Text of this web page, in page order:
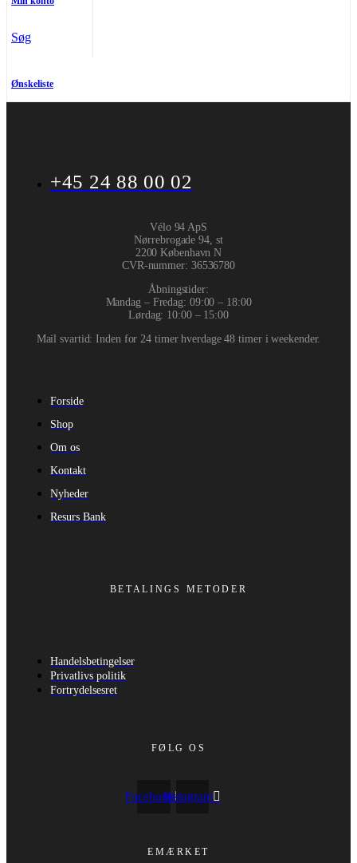
Søg
Ønskeliste
+45 24 88 00 02
Vélo 94 ApS
Nørrebrogade 94, st
2200 København N
CVR-nummer: 36536780
Åbningstider:
Mandag – Fredag: 09:00 – 18:00
Lørdag: 10:00 – 15:00
Mail svartid: Inden for 24 timer hverdage 48 timer i weekender.
Forside
Shop
Om os
Kontakt
Nyheder
Resurs Bank
BETALINGS METODER
Handelsbetingelser
Privatlivs politik
Fortrydelsesret
FØLG OS
FacebookInstagram
EMÆRKET